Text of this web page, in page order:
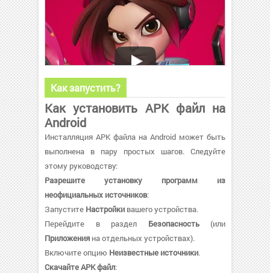
Как запустить?
Как установить APK файл на
Android
Инсталляция APK файла на Android может быть
выполнена в пару простых шагов. Следуйте
этому руководству:
Разрешите установку программ из
неофициальных источников:
Запустите Настройки вашего устройства.
Перейдите в раздел Безопасность(или
Приложения на отдельных устройствах).
Включите опцию Неизвестные источники.
Скачайте APK файл: